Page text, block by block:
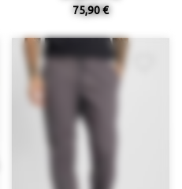
75,90 €